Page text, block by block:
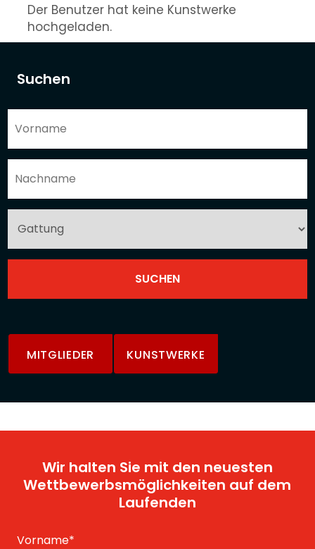
Suchen
MITGLIEDER KUNSTWERKE
Der Benutzer hat keine Kunstwerke
hochgeladen.
Wir halten Sie mit den neuesten
Wettbewerbsmöglichkeiten auf dem
Laufenden
Vorname*